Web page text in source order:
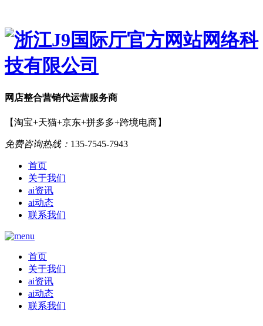
网店整合营销代运营服务商
【淘宝+天猫+京东+拼多多+跨境电商】
免费咨询热线： 135-7545-7943
首页
关于我们
ai资讯
ai动态
联系我们
首页
关于我们
ai资讯
ai动态
联系我们